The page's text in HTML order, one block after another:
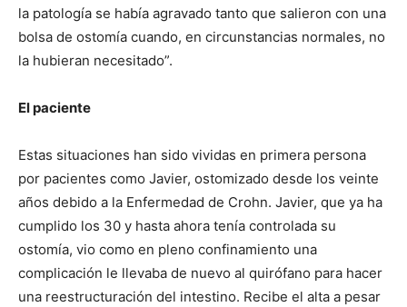
la patología se había agravado tanto que salieron con una
bolsa de ostomía cuando, en circunstancias normales, no
la hubieran necesitado”.
El paciente
Estas situaciones han sido vividas en primera persona
por pacientes como Javier, ostomizado desde los veinte
años debido a la Enfermedad de Crohn. Javier, que ya ha
cumplido los 30 y hasta ahora tenía controlada su
ostomía, vio como en pleno confinamiento una
complicación le llevaba de nuevo al quirófano para hacer
una reestructuración del intestino. Recibe el alta a pesar